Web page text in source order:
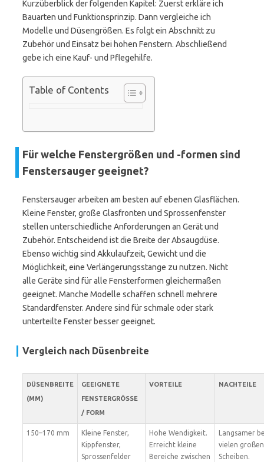
Kurzüberblick der folgenden Kapitel: Zuerst erkläre ich
Bauarten und Funktionsprinzip. Dann vergleiche ich
Modelle und Düsengrößen. Es folgt ein Abschnitt zu
Zubehör und Einsatz bei hohen Fenstern. Abschließend
gebe ich eine Kauf- und Pflegehilfe.
Table of Contents
Für welche Fenstergrößen und -formen sind
Fenstersauger geeignet?
Fenstersauger arbeiten am besten auf ebenen Glasflächen.
Kleine Fenster, große Glasfronten und Sprossenfenster
stellen unterschiedliche Anforderungen an Gerät und
Zubehör. Entscheidend ist die Breite der Absaugdüse.
Ebenso wichtig sind Akkulaufzeit, Gewicht und die
Möglichkeit, eine Verlängerungsstange zu nutzen. Nicht
alle Geräte sind für alle Fensterformen gleichermaßen
geeignet. Manche Modelle schaffen schnell mehrere
Standardfenster. Andere sind für schmale oder stark
unterteilte Fenster besser geeignet.
Vergleich nach Düsenbreite
DÜSENBREITE
(MM)
GEEIGNETE
FENSTERGRÖSSE /
FORM
VORTEILE NACHTEILE
150–170 mm
Kleine Fenster,
Kippfenster,
Sprossenfelder
Hohe Wendigkeit.
Erreicht kleine
Bereiche zwischen
Langsamer
vielen großen
Scheiben.